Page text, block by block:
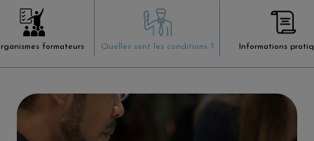
formateurs Quelles sont les conditions ? Informations